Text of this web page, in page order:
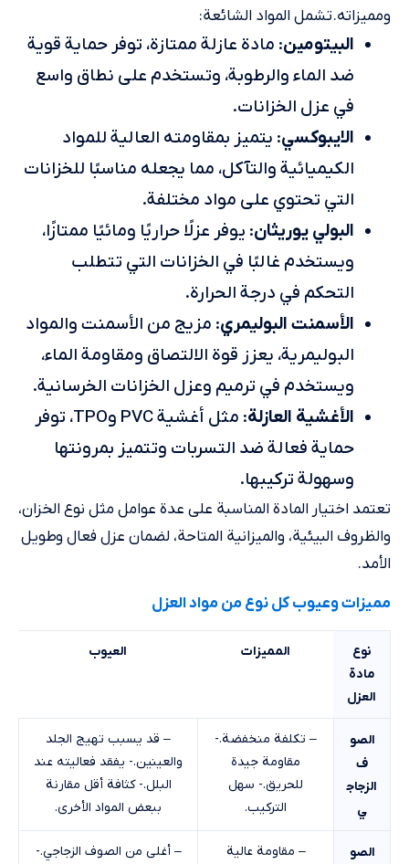
ومميزاته. تشمل المواد الشائعة:
البيتومين: مادة عازلة ممتازة، توفر حماية قوية
ضد الماء والرطوبة، وتستخدم على نطاق واسع
في عزل الخزانات.
الايبوكسي: يتميز بمقاومته العالية للمواد
الكيميائية والتآكل، مما يجعله مناسبًا للخزانات
التي تحتوي على مواد مختلفة.
البولي يوريثان: يوفر عزلًا حراريًا ومائيًا ممتازًا،
ويستخدم غالبًا في الخزانات التي تتطلب
التحكم في درجة الحرارة.
الأسمنت البوليمري: مزيج من الأسمنت والمواد
البوليمرية، يعزز قوة الالتصاق ومقاومة الماء،
ويستخدم في ترميم وعزل الخزانات الخرسانية.
الأغشية العازلة
: مثل أغشية PVC وTPO، توفر
حماية فعالة ضد التسربات وتتميز بمرونتها
وسهولة تركيبها.
تعتمد اختيار المادة المناسبة على عدة عوامل مثل نوع الخزان،
والظروف البيئية، والميزانية المتاحة، لضمان عزل فعال وطويل
الأمد.
مميزات وعيوب كل نوع من مواد العزل
نوع
مادة
العزل
المميزات العيوب
الصو
ف
الزجاج
ي
– تكلفة منخفضة.-
مقاومة جيدة
للحريق.- سهل
التركيب.
– قد يسبب تهيج الجلد
والعينين.- يفقد فعاليته عند
البلل.- كثافة أقل مقارنة
ببعض المواد الأخرى.
الصو – مقاومة عالية – أغلى من الصوف الزجاجي.-